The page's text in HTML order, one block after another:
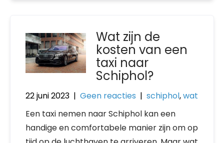
Wat zijn de
kosten van een
taxi naar
Schiphol?
22 juni 2023 | Geen reacties | schiphol,wat
Een taxi nemen naar Schiphol kan een
handige en comfortabele manier zijn om op